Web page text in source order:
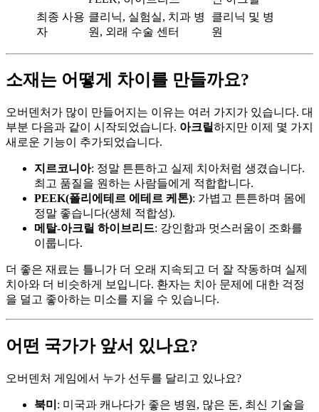
최종 사용
자
클리닉, 실험실, 치과 병
원, 외래 수술 센터
클리닉 및 병
원
소재는 어떻게 차이를 만들까요?
오버덴처가 많이 만들어지는 이유는 여러 가지가 있습니다. 대
부분 다음과 같이 시작되었습니다. 아크릴하지만 이제 몇 가지
새로운 기능이 추가되었습니다.
지르코니아: 정말 튼튼하고 실제 치아처럼 생겼습니다.
최고 품질을 원하는 사람들에게 적합합니다.
PEEK(폴리에테르 에테르 케톤): 가볍고 튼튼하며 몸에
정말 좋습니다(생체 적합성).
메탈-아크릴 하이브리드: 강인함과 멋스러움이 조화를
이룹니다.
더 좋은 재료는 틀니가 더 오래 지속되고 더 잘 작동하며 실제
치아와 더 비슷하게 보입니다. 환자는 치아 문제에 대한 걱정
을 덜고 좋아하는 미소를 지을 수 있습니다.
어떤 국가가 앞서 있나요?
오버덴처 게임에서 누가 선두를 달리고 있나요?
북미 : 미국과 캐나다가 좋은 병원, 많은 돈, 최신 기술을